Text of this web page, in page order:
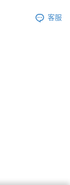
客服